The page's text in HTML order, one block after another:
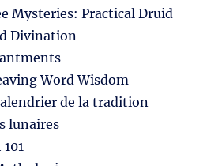
Mysteries: Practical Druid
Divination
Word Wisdom
de la tradition
lunaires